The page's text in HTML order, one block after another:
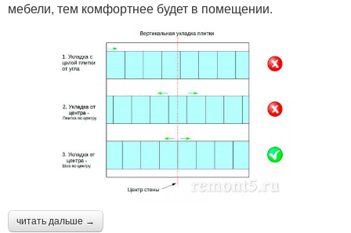
мебели, тем комфортнее будет в помещении.
читать дальше →